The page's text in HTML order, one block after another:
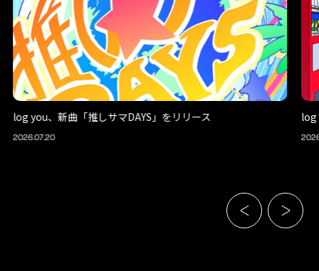
log you、新曲「推しサマDAYS」をリリース
2026.07.20
log